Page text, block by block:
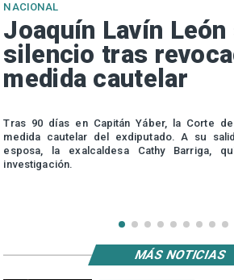
NACIONAL
Joaquín Lavín León
silencio tras
medida cautelar
Tras 90 días en Capitán Yáber, la Corte
medida cautelar del exdiputado. A su
esposa, la exalcaldesa Cathy Barriga,
investigación.
MÁS NOTICIAS